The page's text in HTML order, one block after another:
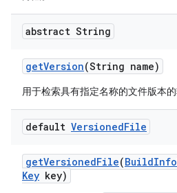
abstract String
getVersion(String name)
用于检索具有指定名称的文件版本的
default VersionedFile
getVersionedFile(BuildInfo
Key key)